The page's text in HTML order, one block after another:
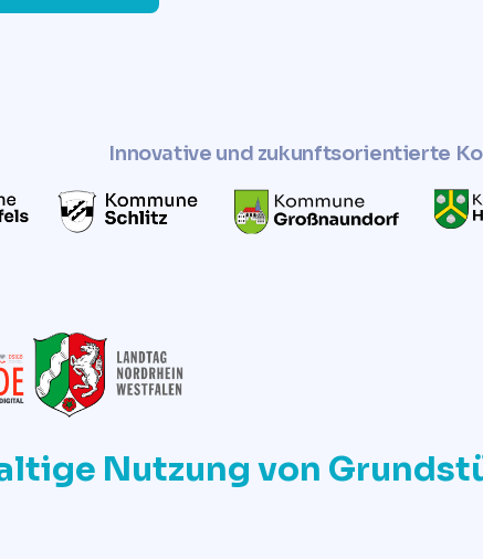
Innovative und zukunftsorientierte
Nutzung von